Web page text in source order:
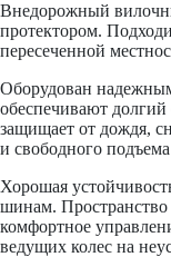
Внедорожный
протектором.
пересеченной
Оборудован
обеспечивают
защищает от дождя,
и свободного
Хорошая
шинам. Пространство
комфортное
ведущих колес на